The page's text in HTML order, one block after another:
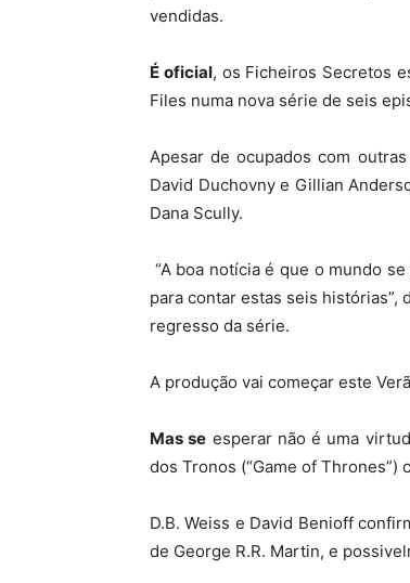
vendidas.
É oficial, os Ficheiros Secretos
Files numa nova série de seis
Apesar de ocupados com
David Duchovny e Gillian
Dana Scully.
“A boa notícia é que o mundo
para contar estas seis
regresso da série.
A produção vai começar este
Mas se esperar não é uma
dos Tronos (“Game of
D.B. Weiss e David Benioff
de George R.R. Martin, e